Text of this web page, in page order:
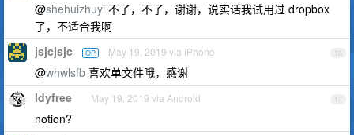
@shehuizhuyi 不了，不了，谢谢，说实话我试用过 dropbox
了，不适合我啊
16
jsjcjsjc OP May 19, 2019 via iPhone
@whwlsfb 喜欢单文件哦，感谢
17
ldyfree May 19, 2019 via Android
notion?